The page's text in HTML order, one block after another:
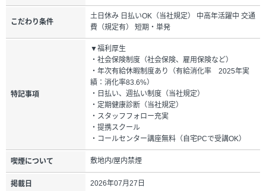
こだわり条件
土日休み 日払いOK（当社規定） 中高年活躍中 交通
費（規定有） 短期・単発
特記事項
▼福利厚生
・社会保険制度（社会保険、雇用保険など）
・年次有給休暇制度あり（有給消化率 2025年実
績：消化率83.6%）
・日払い、週払い制度（当社規定）
・定期健康診断（当社規定）
・スタッフフォロー充実
・提携スクール
・コールセンター講座無料（自宅PCで受講OK）
喫煙について 敷地内/屋内禁煙
掲載日 2026年07月27日